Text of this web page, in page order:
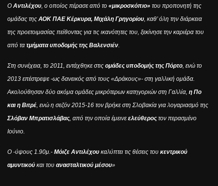
Ο Αντιλέχου , ο οποίος πέρασε από το «μικροσκόπιο» του προπονητή της
ομάδας της ΑΟΚ ΠΑΕ Κέρκυρα, Μιχάλη Γρηγορίου , καθ’ όλη την διάρκεια
της προετοιμασίας πείθοντας για τις ικανότητες του, ξεκίνησε την καριέρα του
από τα τμήματα υποδομής της Βαλενσιέν
Στη συνέχεια, το 2011, εντάχθηκε στις ομάδες υποδομής της Πόρτο , ενώ το
2013 επέστρεψε -ως δανεικός από τους «Δράκους»- στη γαλλική ομάδα.
Ακολούθησαν δύο ακόμα ομάδες μικρότερων κατηγοριών στη Γαλλία, η Πο
και η Βιτρέ , ενώ η σεζόν 2015-16 τον βρήκε στη Σλοβακία για λογαριασμό της
Σλόβαν Μπρατισλάβας , από την οποία έμεινεελεύθερος τον περασμένο
Ιούνιο.
Ο -ύψους 1.90μ.- Μόιζε Αντιλέχου καλύπτει τις θέσεις του κεντρικού
αμυντικού και του ανασταλτικού μέσου»